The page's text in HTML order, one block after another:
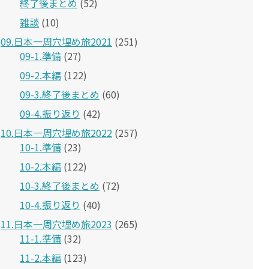
終了後まとめ (52)
雑談 (10)
09.日本一周穴埋め旅2021 (251)
09-1.準備 (27)
09-2.本編 (122)
09-3.終了後まとめ (60)
09-4.振り返り (42)
10.日本一周穴埋め旅2022 (257)
10-1.準備 (23)
10-2.本編 (122)
10-3.終了後まとめ (72)
10-4.振り返り (40)
11.日本一周穴埋め旅2023 (265)
11-1.準備 (32)
11-2.本編 (123)